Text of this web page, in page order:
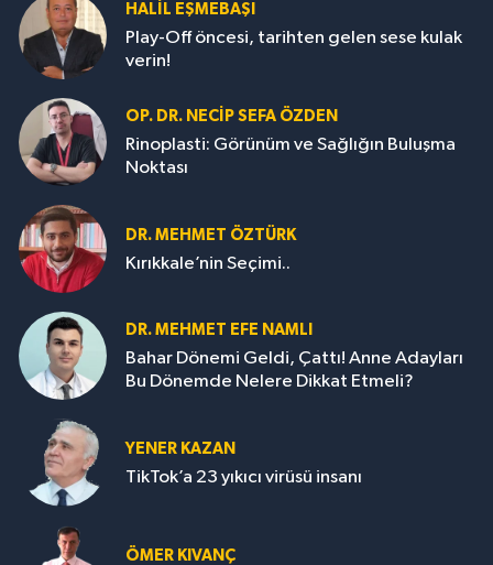
HALIL EŞMEBAŞI
Play-Off öncesi, tarihten gelen sese kulak
verin!
OP. DR. NECIP SEFA ÖZDEN
Rinoplasti: Görünüm ve Sağlığın Buluşma
Noktası
DR. MEHMET ÖZTÜRK
Kırıkkale’nin Seçimi..
DR. MEHMET EFE NAMLI
Bahar Dönemi Geldi, Çattı! Anne Adayları
Bu Dönemde Nelere Dikkat Etmeli?
YENER KAZAN
TikTok’a 23 yıkıcı virüsü insanı
ÖMER KIVANÇ